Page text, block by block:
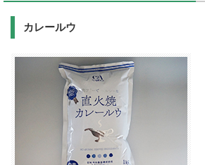
カレールウ